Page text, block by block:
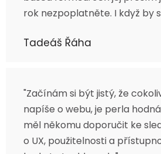
rok nezpoplatněte. I když by
Tadeáš Řáha
"Začínám si být jistý, že
napíše o webu, je perla
měl někomu doporučit ke
o UX, použitelnosti a